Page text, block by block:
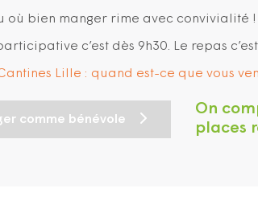
où bien manger rime avec convivialité !
c’est dès 9h30. Le repas
Lille : quand est-ce que vous
comme bénévole
On
places